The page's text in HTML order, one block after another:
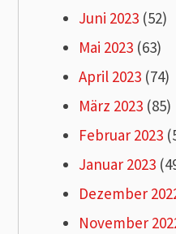
Juni 2023 (52)
Mai 2023 (63)
April 2023 (74)
März 2023 (85)
Februar 2023
Januar 2023
Dezember
November